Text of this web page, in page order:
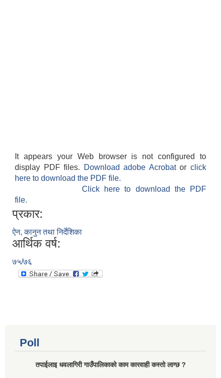
कृषि शाखाIt appears your Web browser is not configured to
display PDF files.
Download adobe Acrobatorclick
here to download the PDF file.
Click here to download the PDF
file.
प्रकार:
ऐन, कानुन तथा निर्देशिका
आर्थिक वर्ष:
७५/७६
Poll
तपाईलाइ धवलागिरी गाउँपालिकाको काम कारवाही कस्तो लाग्छ ?